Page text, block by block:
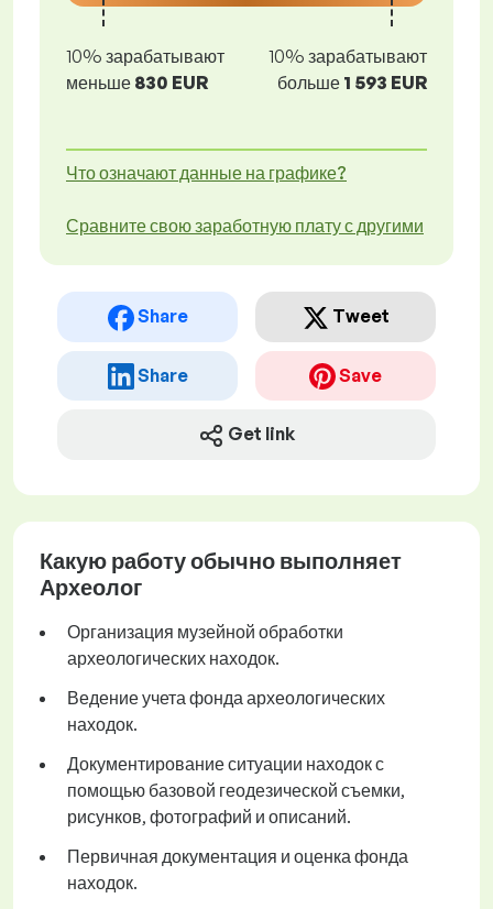
10% зарабатывают
меньше 830 EUR
10% зарабатывают
больше 1 593 EUR
Что означают данные на графике?
Сравните свою заработную плату с другими
Share Tweet
Share Save
Get link
Какую работу обычно выполняет
Археолог
Организация музейной обработки
археологических находок.
Ведение учета фонда археологических
находок.
Документирование ситуации находок с
помощью базовой геодезической съемки,
рисунков, фотографий и описаний.
Первичная документация и оценка фонда
находок.